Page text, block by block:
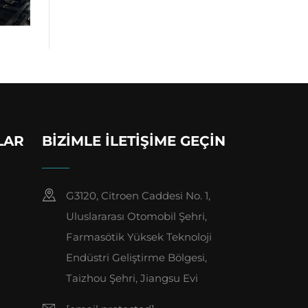
BIZIMLE İLETIŞIME GEÇIN
G3120, Citroen Caddesi No. 1,
Uluslararası Otomobil Şehri,
Farmasötik Yüksek Teknoloji
Endüstri Geliştirme Bölgesi,
Taizhou Şehri, Jiangsu Evi